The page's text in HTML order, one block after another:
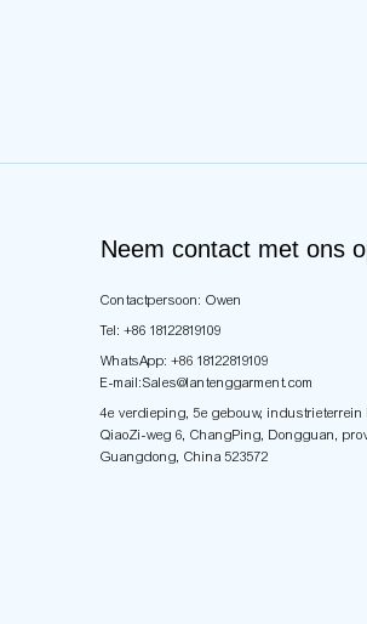
Neem contact met ons
Contactpersoon: Owen
Tel: +86 18122819109
WhatsApp: +86 18122819109
E-mail:Sales@lantenggarment.com
4e verdieping, 5e gebouw, industrieterrein
QiaoZi-weg 6, ChangPing, Dongguan,
Guangdong, China 523572